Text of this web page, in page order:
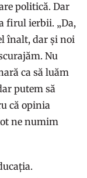
politică. Dar
firul ierbii. „Da,
înalt, dar și noi
Nu
ca să luăm
putem să
că opinia
ne numim